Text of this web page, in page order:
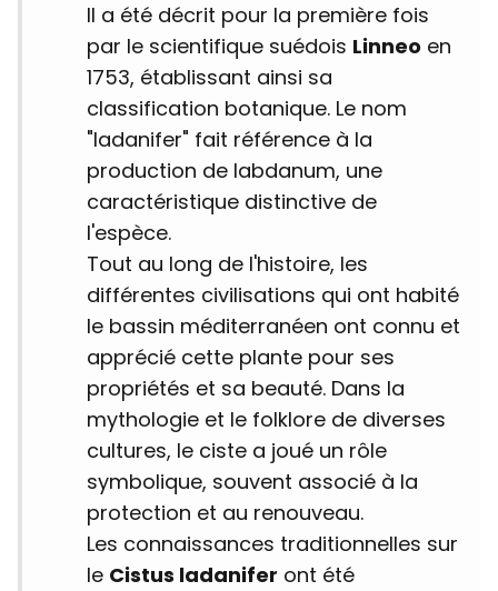
Il a été décrit pour la première fois
par le scientifique suédois Linneo en
1753, établissant ainsi sa
classification botanique. Le nom
"ladanifer" fait référence à la
production de labdanum, une
caractéristique distinctive de
l'espèce.
Tout au long de l'histoire, les
différentes civilisations qui ont habité
le bassin méditerranéen ont connu et
apprécié cette plante pour ses
propriétés et sa beauté. Dans la
mythologie et le folklore de diverses
cultures, le ciste a joué un rôle
symbolique, souvent associé à la
protection et au renouveau.
Les connaissances traditionnelles sur
le Cistus ladanifer ont été